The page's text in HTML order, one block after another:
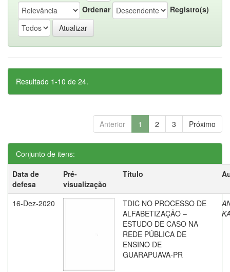
Ordenar
Registro(s)
Resultado 1-10 de 24.
Anterior 1 2 3 Próximo
Conjunto de itens:
Data de
defesa
Pré-
visualização
Título
16-Dez-2020
TDIC NO PROCESSO DE
ALFABETIZAÇÃO –
ESTUDO DE CASO NA
REDE PÚBLICA DE
ENSINO DE
GUARAPUAVA-PR